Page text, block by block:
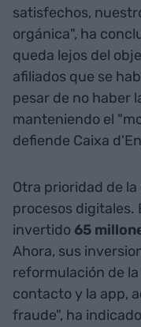
satisfechos,
orgánica", ha
queda lejos del
afiliados que se
pesar de no haber
manteniendo el
defiende Caixa
Otra prioridad de
procesos digitales.
invertido 65
Ahora, sus
reformulación de
contacto y la app,
fraude", ha